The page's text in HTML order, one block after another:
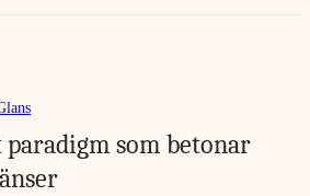
som betonar